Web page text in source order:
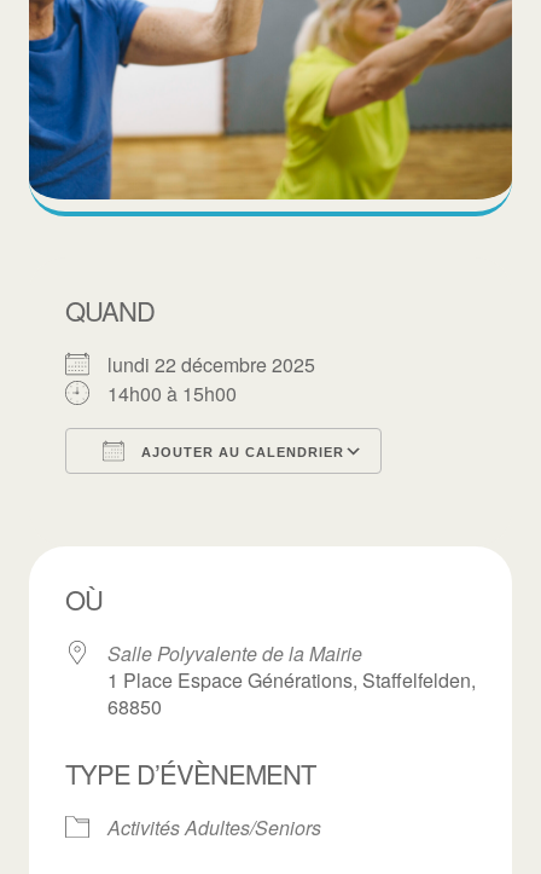
QUAND
lundi 22 décembre 2025
14h00 à 15h00
AJOUTER AU CALENDRIER
OÙ
Salle Polyvalente de la Mairie
1 Place Espace Générations, Staffelfelden,
68850
TYPE D’ÉVÈNEMENT
Activités Adultes/Seniors